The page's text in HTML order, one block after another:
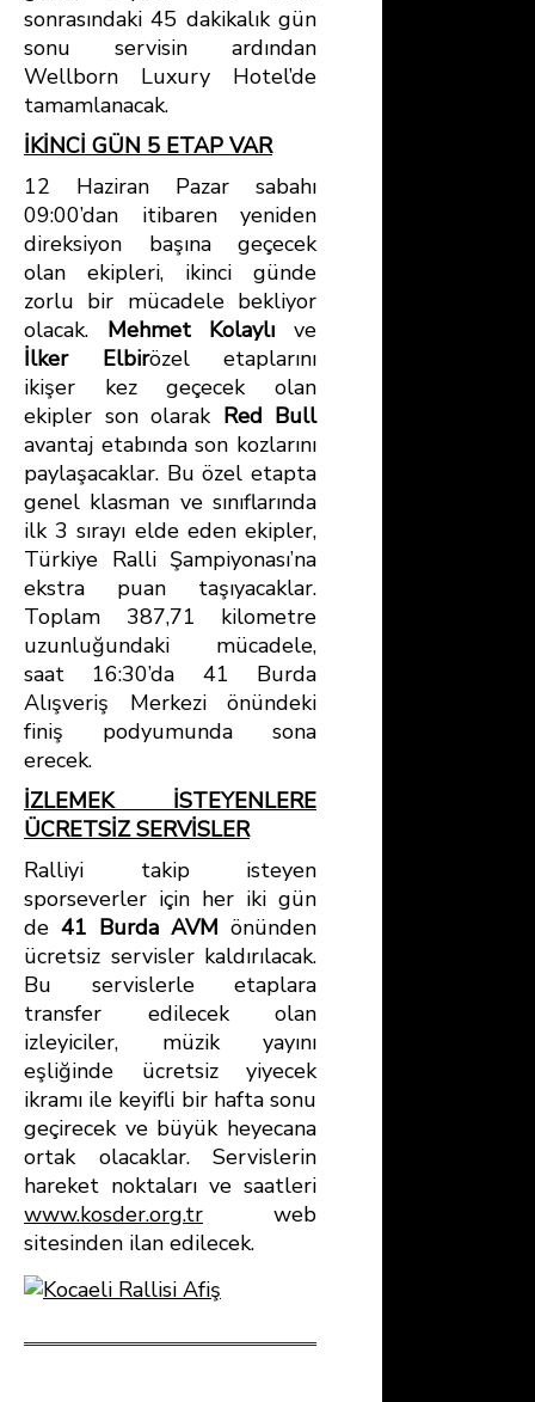
sonrasındaki 45 dakikalık gün
sonu servisin ardından
Wellborn Luxury Hotel’de
tamamlanacak.
İKİNCİ GÜN 5 ETAP VAR
12 Haziran Pazar sabahı
09:00’dan itibaren yeniden
direksiyon başına geçecek
olan ekipleri, ikinci günde
zorlu bir mücadele bekliyor
olacak. Mehmet Kolaylı ve
İlker Elbirözel etaplarını
ikişer kez geçecek olan
ekipler son olarak Red Bull
avantaj etabında son kozlarını
paylaşacaklar. Bu özel etapta
genel klasman ve sınıflarında
ilk 3 sırayı elde eden ekipler,
Türkiye Ralli Şampiyonası’na
ekstra puan taşıyacaklar.
Toplam 387,71 kilometre
uzunluğundaki mücadele,
saat 16:30’da 41 Burda
Alışveriş Merkezi önündeki
finiş podyumunda sona
erecek.
İZLEMEK İSTEYENLERE
ÜCRETSİZ SERVİSLER
Ralliyi takip isteyen
sporseverler için her iki gün
de 41 Burda AVM önünden
ücretsiz servisler kaldırılacak.
Bu servislerle etaplara
transfer edilecek olan
izleyiciler, müzik yayını
eşliğinde ücretsiz yiyecek
ikramı ile keyifli bir hafta sonu
geçirecek ve büyük heyecana
ortak olacaklar. Servislerin
hareket noktaları ve saatleri
www.kosder.org.tr web
sitesinden ilan edilecek.